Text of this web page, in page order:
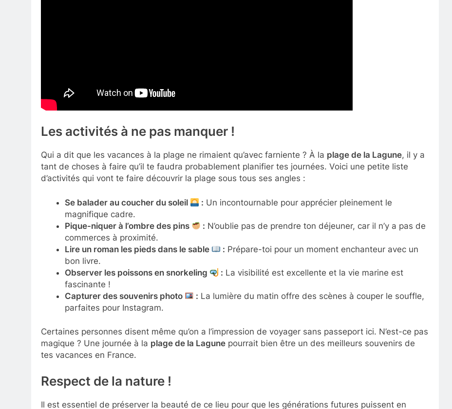
Les activités à ne pas manquer !
Qui a dit que les vacances à la plage ne rimaient qu’avec farniente ? À la plage de la Lagune, il y a
tant de choses à faire qu’il te faudra probablement planifier tes journées. Voici une petite liste
d’activités qui vont te faire découvrir la plage sous tous ses angles :
Se balader au coucher du soleil : Un incontournable pour apprécier pleinement le
magnifique cadre.
Pique-niquer à l’ombre des pins
: N’oublie pas de prendre ton déjeuner, car il n’y a pas de
commerces à proximité.
Lire un roman les pieds dans le sable
: Prépare-toi pour un moment enchanteur avec un
bon livre.
Observer les poissons en snorkeling
: La visibilité est excellente et la vie marine est
fascinante !
Capturer des souvenirs photo
: La lumière du matin offre des scènes à couper le souffle,
parfaites pour Instagram.
Certaines personnes disent même qu’on a l’impression de voyager sans passeport ici. N’est-ce pas
magique ? Une journée à la plage de la Lagune pourrait bien être un des meilleurs souvenirs de
tes vacances en France.
Respect de la nature !
Il est essentiel de préserver la beauté de ce lieu pour que les générations futures puissent en